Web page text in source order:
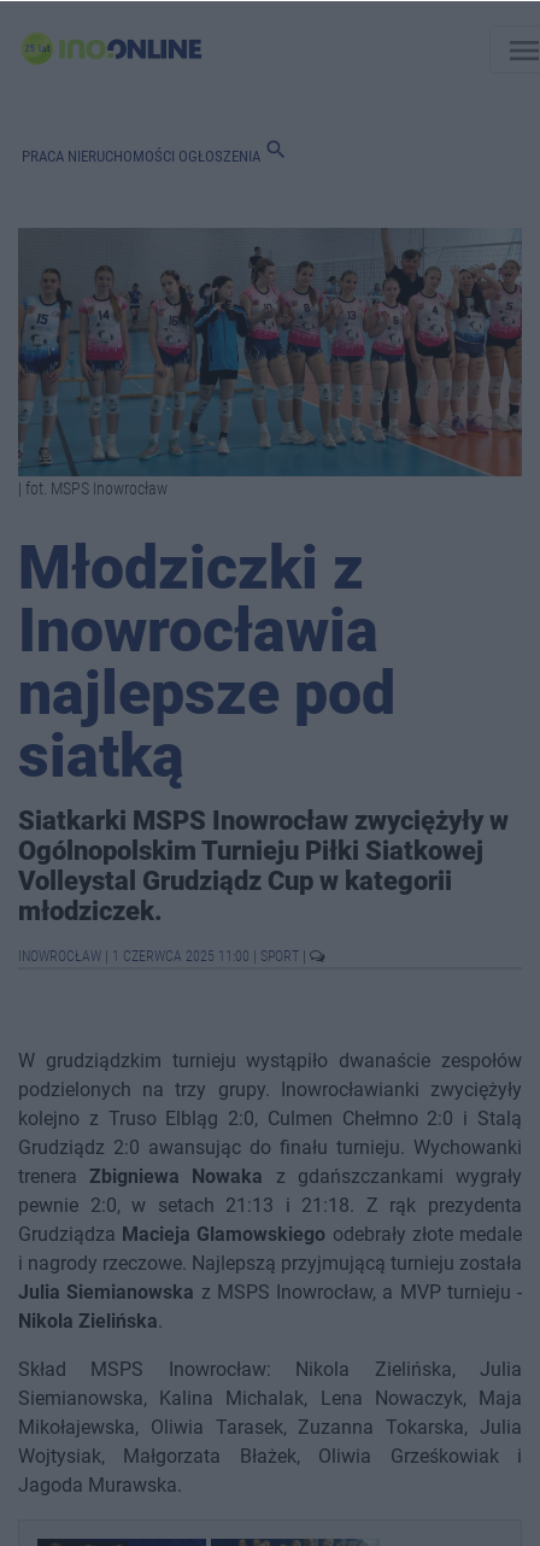
PRACA NIERUCHOMOŚCI OGŁOSZENIA search
| fot. MSPS Inowrocław
Młodziczki z
Inowrocławia
najlepsze pod
siatką
Siatkarki MSPS Inowrocław zwyciężyły w
Ogólnopolskim Turnieju Piłki Siatkowej
Volleystal Grudziądz Cup w kategorii
młodziczek.
INOWROCŁAW 1 CZERWCA 2025 11:00 SPORT
W grudziądzkim turnieju wystąpiło dwanaście zespołów
podzielonych na trzy grupy. Inowrocławianki zwyciężyły
kolejno z Truso Elbląg 2:0, Culmen Chełmno 2:0 i Stalą
Grudziądz 2:0 awansując do finału turnieju. Wychowanki
treneraZbigniewa Nowaka z gdańszczankami wygrały
pewnie 2:0, w setach 21:13 i 21:18. Z rąk prezydenta
Grudziądza Macieja Glamowskiego odebrały złote medale
i nagrody rzeczowe. Najlepszą przyjmującą turnieju została
Julia Siemianowska z MSPS Inowrocław, a MVP turnieju -
Nikola Zielińska.
Skład MSPS Inowrocław: Nikola Zielińska, Julia
Siemianowska, Kalina Michalak, Lena Nowaczyk, Maja
Mikołajewska, Oliwia Tarasek, Zuzanna Tokarska, Julia
Wojtysiak, Małgorzata Błażek, Oliwia Grześkowiak i
Jagoda Murawska.